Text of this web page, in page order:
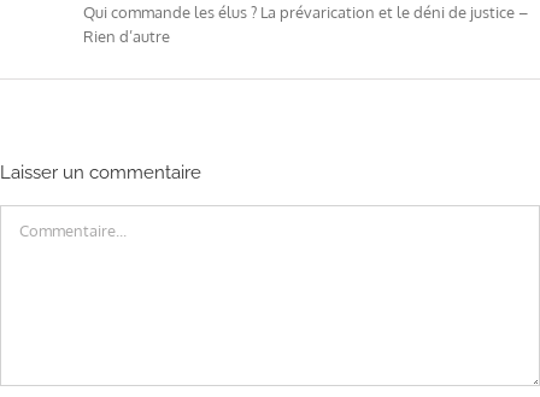
Qui commande les élus ? La prévarication et le déni de justice –
Rien d’autre
Laisser un commentaire